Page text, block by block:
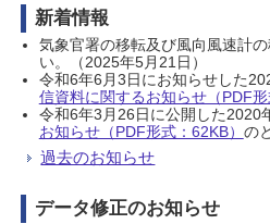
新着情報
気象官署の移転及び風向風速計
い。（2025年5月21日）
令和6年6月3日にお知らせした
信資料に関するお知らせ（PDF形
令和6年3月26日に公開した2020
お知らせ（PDF形式：62KB） の
過去のお知らせ
データ修正のお知らせ